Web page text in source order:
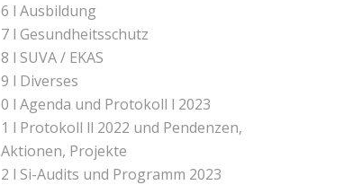
6 l Ausbildung
7 l Gesundheitsschutz
8 l SUVA / EKAS
9 l Diverses
0 l Agenda und Protokoll l 2023
1 l Protokoll ll 2022 und Pendenzen,
Aktionen, Projekte
2 l Si-Audits und Programm 2023